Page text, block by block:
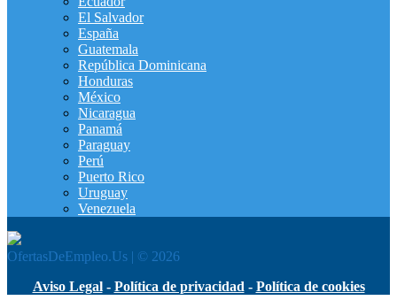
El Salvador
España
Guatemala
República Dominicana
Honduras
México
Nicaragua
Panamá
Paraguay
Perú
Puerto Rico
Uruguay
Venezuela
OfertasDeEmpleo.Us | © 2026
Aviso Legal- Política de privacidad - Política de cookies